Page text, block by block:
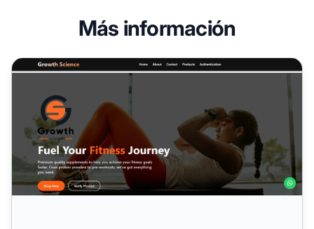
Más información
Programa de Afiliados de Growth Science